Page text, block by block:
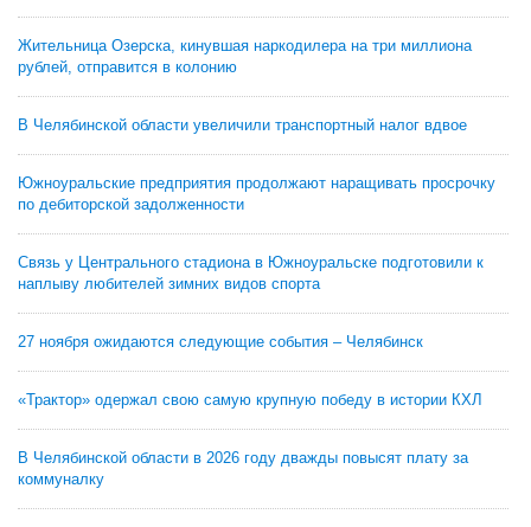
Жительница Озерска, кинувшая наркодилера на три миллиона
рублей, отправится в колонию
В Челябинской области увеличили транспортный налог вдвое
Южноуральские предприятия продолжают наращивать просрочку
по дебиторской задолженности
Связь у Центрального стадиона в Южноуральске подготовили к
наплыву любителей зимних видов спорта
27 ноября ожидаются следующие события – Челябинск
«Трактор» одержал свою самую крупную победу в истории КХЛ
В Челябинской области в 2026 году дважды повысят плату за
коммуналку